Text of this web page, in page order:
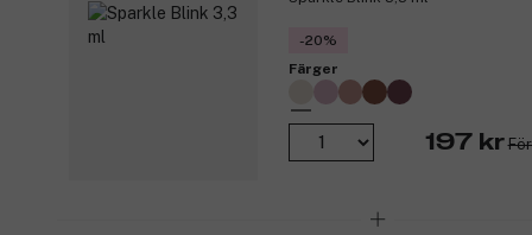
-20%
Färger
197 kr